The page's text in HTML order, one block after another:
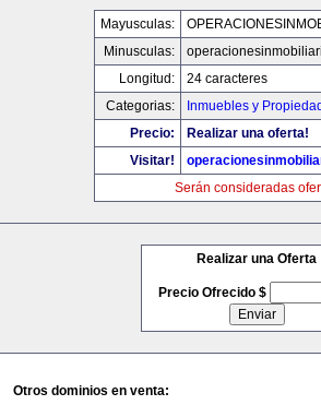
Mayusculas:
Minusculas:
Longitud:
24 caracteres
Categorias:
Inmuebles y
Precio:
Realizar una oferta!
Visitar!
Serán consideradas
Realizar una Oferta
Precio Ofrecido $
Otros dominios en venta: